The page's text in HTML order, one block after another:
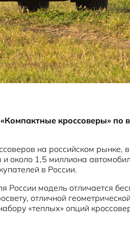
кроссоверы»
на российском рынке, в
около 1,5 миллиона
в России.
России модель отличается
отличной
«теплых» опций